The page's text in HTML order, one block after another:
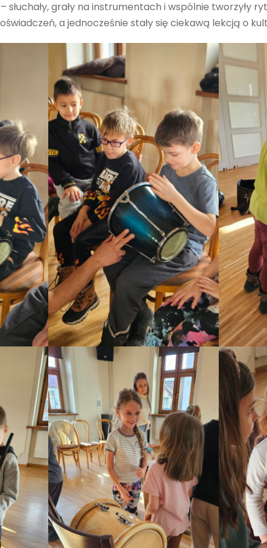
słuchały, grały na instrumentach i wspólnie tworzyły
a jednocześnie stały się ciekawą lekcją o